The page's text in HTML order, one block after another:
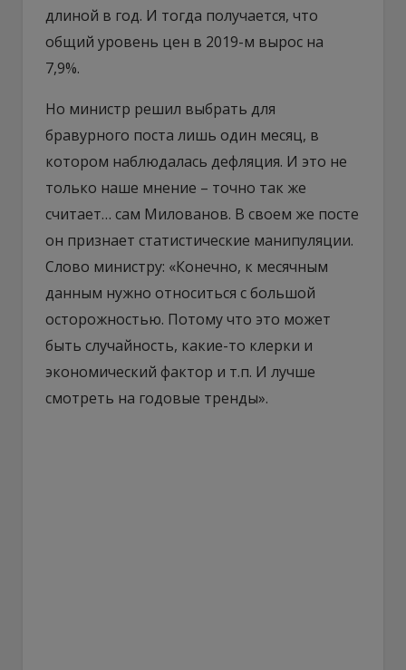
длиной в год. И тогда получается, что
общий уровень цен в 2019-м вырос на
7,9%.
Но министр решил выбрать для
бравурного поста лишь один месяц, в
котором наблюдалась дефляция. И это не
только наше мнение – точно так же
считает… сам Милованов. В своем же посте
он признает статистические манипуляции.
Слово министру: «Конечно, к месячным
данным нужно относиться с большой
осторожностью. Потому что это может
быть случайность, какие-то клерки и
экономический фактор и т.п. И лучше
смотреть на годовые тренды».